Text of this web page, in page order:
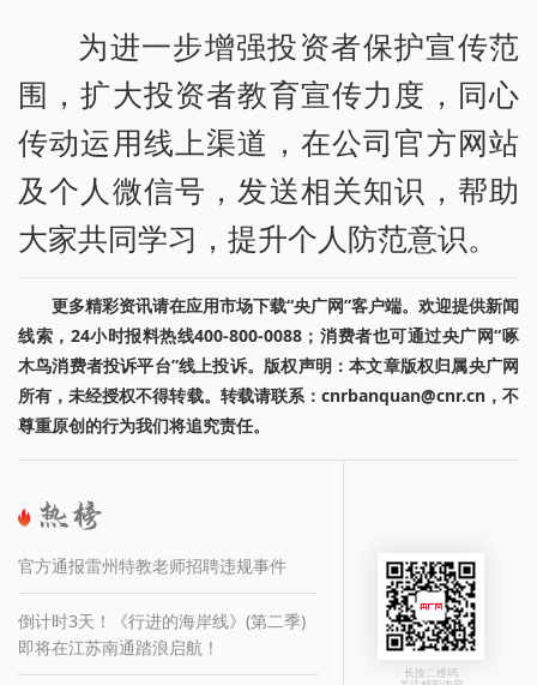
为进一步增强投资者保护宣传范
围，扩大投资者教育宣传力度，同心
传动运用线上渠道，在公司官方网站
及个人微信号，发送相关知识，帮助
大家共同学习，提升个人防范意识。
更多精彩资讯请在应用市场下载“央广网”客户端。欢迎提供新闻
线索，24小时报料热线400-800-0088；消费者也可通过央广网“啄
木鸟消费者投诉平台”线上投诉。版权声明：本文章版权归属央广网
所有，未经授权不得转载。转载请联系：cnrbanquan@cnr.cn，不
尊重原创的行为我们将追究责任。
官方通报雷州特教老师招聘违规事件
倒计时3天！《行进的海岸线》(第二季)
即将在江苏南通踏浪启航！
长按二维码